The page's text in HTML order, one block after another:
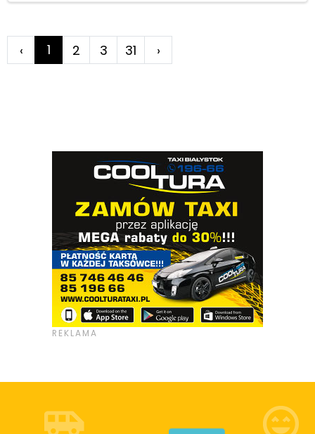
‹ 1 2 3 31 ›